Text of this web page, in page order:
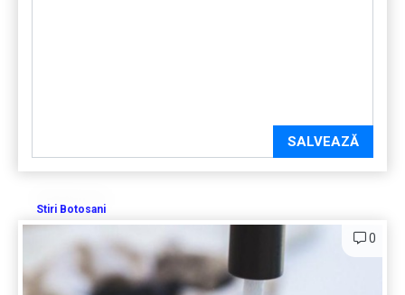
SALVEAZĂ
Stiri Botosani
0